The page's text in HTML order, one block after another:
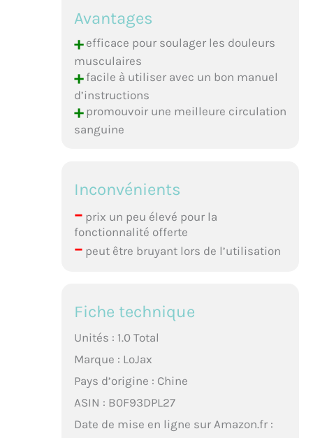
Avantages
+efficace pour soulager les douleurs
musculaires
+facile à utiliser avec un bon manuel
d’instructions
+promouvoir une meilleure circulation
sanguine
Inconvénients
–prix un peu élevé pour la
fonctionnalité offerte
–peut être bruyant lors de l’utilisation
Fiche technique
Unités : 1.0 Total
Marque : LoJax
Pays d’origine : Chine
ASIN : B0F93DPL27
Date de mise en ligne sur Amazon.fr :